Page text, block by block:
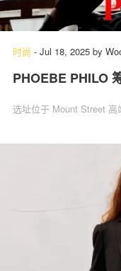
时尚 - Jul 18, 2025 by
PHOEBE PHILO
选址位于 Mount Street 高